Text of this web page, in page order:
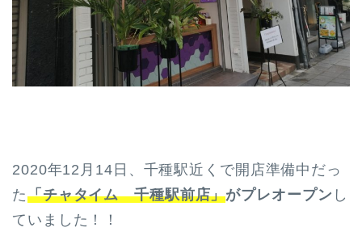
2020年12月14日、千種駅近くで開店準備中だっ
た「チャタイム 千種駅前店」がプレオープン し
ていました！！